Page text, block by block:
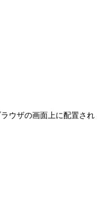
ウザの画面上に配置され